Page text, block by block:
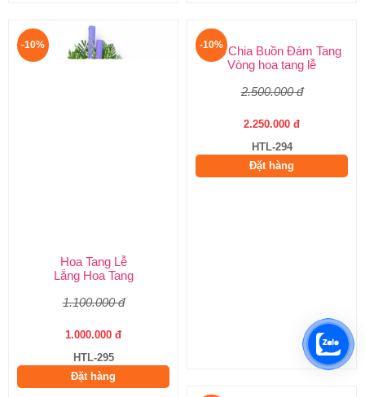
-10%
Hoa Tang Lễ
Lẵng Hoa Tang
1.100.000 đ
1.000.000 đ
HTL-295
Đặt hàng
-10%